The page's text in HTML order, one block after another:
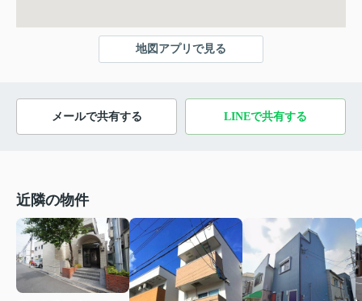
地図アプリで見る
メールで共有する LINEで共有する
近隣の物件